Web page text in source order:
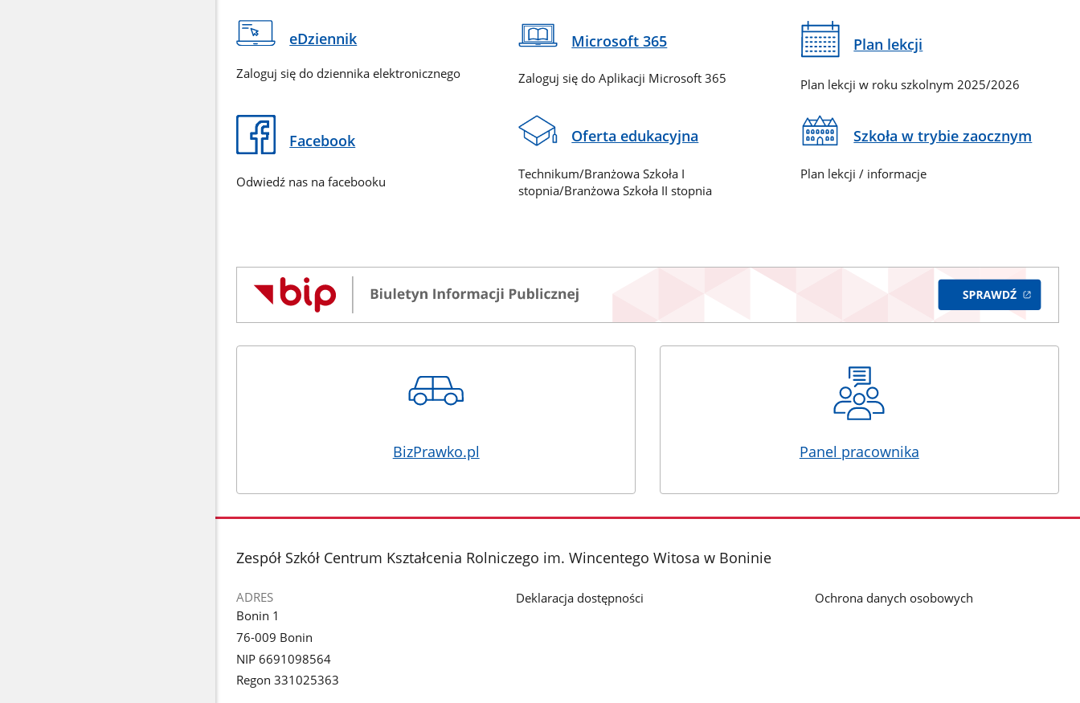
eDziennik
Zaloguj się do dziennika elektronicznego
Microsoft 365
Zaloguj się do Aplikacji Microsoft 365
Plan lekcji
Plan lekcji w roku szkolnym 2025/2026
Facebook
Odwiedź nas na facebooku
Oferta edukacyjna
Technikum/Branżowa Szkoła I
stopnia/Branżowa Szkoła II stopnia
Szkoła w trybie zaocznym
Plan lekcji / informacje
BizPrawko.pl Panel pracownika
stopka
Zespół Szkół Centrum Kształcenia Rolniczego im. Wincentego Witosa w Boninie
ADRES
Bonin 1
76-009 Bonin
NIP 6691098564
Regon 331025363
Deklaracja dostępności Ochrona danych osobowych